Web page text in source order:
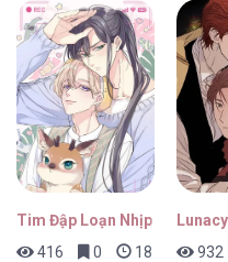
Sợi Chỉ Đỏ
Sợi Chỉ Đỏ
Tim Đập Loạn Nhịp
416
0 18 giờ trước
Lunacy
932